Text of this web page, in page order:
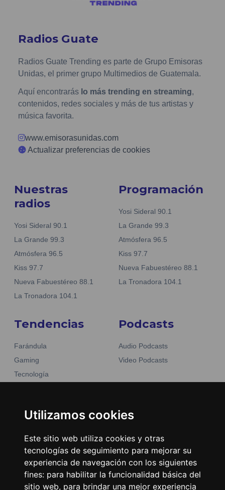
Utilizamos cookies
Este sitio web utiliza cookies y otras
tecnologías de seguimiento para mejorar su
experiencia de navegación con los siguientes
fines: para habilitar la funcionalidad básica del
sitio web, para brindar una mejor experiencia
Radios Guate
Radios Guate Trending es parte de Grupo Emisoras
Unidas, el primer grupo Multimedios de Guatemala.
Aquí encontrarás lo más trending en streaming,
contenidos, redes sociales y más de tus artistas y
música favorita.
www.emisorasunidas.com
Actualizar preferencias de cookies
Nuestras
radios
Yosi Sideral 90.1
La Grande 99.3
Atmósfera 96.5
Kiss 97.7
Nueva Fabuestéreo 88.1
La Tronadora 104.1
Programación
Yosi Sideral 90.1
La Grande 99.3
Atmósfera 96.5
Kiss 97.7
Nueva Fabuestéreo 88.1
La Tronadora 104.1
Tendencias
Farándula
Gaming
Tecnología
Noticias
Podcasts
Audio Podcasts
Video Podcasts
Emisoras Unidas
Encuéntranos
Contacto
Términos y condiciones